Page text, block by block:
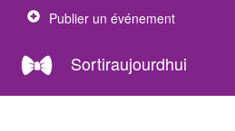
Publier un événement
Sortiraujourdhui